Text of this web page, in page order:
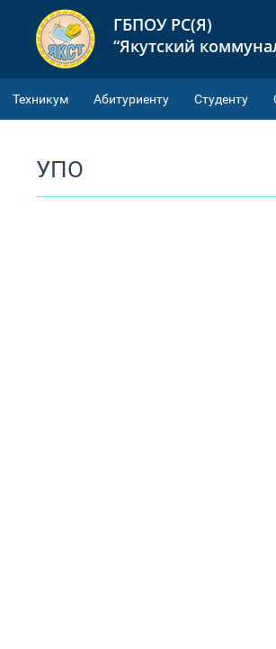
ГБПОУ РС(Я)
“Якутский
Техникум Абитуриенту Студенту
УПО